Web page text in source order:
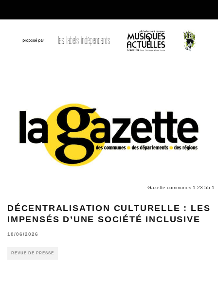
Gazette communes 1 23 55 1
DÉCENTRALISATION CULTURELLE : LES
IMPENSÉS D’UNE SOCIÉTÉ INCLUSIVE
10/06/2026
REVUE DE PRESSE